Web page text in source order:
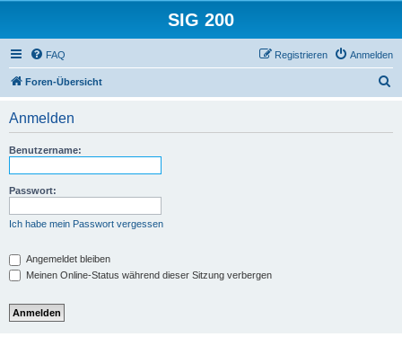
SIG 200
FAQ Anmelden
Registrieren
Foren-Übersicht
Anmelden
Benutzername:
Passwort:
Ich habe mein Passwort vergessen
Angemeldet bleiben
Meinen Online-Status während dieser Sitzung verbergen